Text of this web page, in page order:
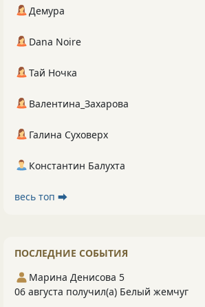
Демура
Dana Noire
Тай Ночка
Валентина_Захарова
Галина Суховерх
Константин Балухта
весь топ ⮕
ПОСЛЕДНИЕ СОБЫТИЯ
Марина Денисова 5
06 августа получил(а) Белый жемчуг